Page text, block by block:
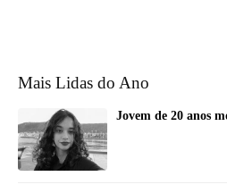
Mais Lidas do Ano
Jovem de 20 anos